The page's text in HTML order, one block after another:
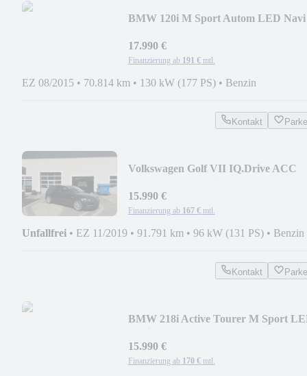
BMW 120i M Sport Autom LED Navi
17.990 €
Finanzierung ab 191 € mtl.
EZ 08/2015 • 70.814 km • 130 kW (177 PS) • Benzin
Kontakt
Volkswagen Golf VII IQ.Drive ACC
15.990 €
Finanzierung ab 167 € mtl.
Unfallfrei • EZ 11/2019 • 91.791 km • 96 kW (131 PS) • Benzin
Kontakt
BMW 218i Active Tourer M Sport
15.990 €
Finanzierung ab 170 € mtl.